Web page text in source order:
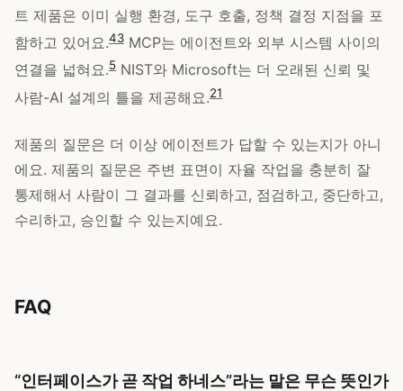
트 제품은 이미 실행 환경, 도구 호출, 정책 결정 지점을 포
함하고 있어요.43 MCP는 에이전트와 외부 시스템 사이의
연결을 넓혀요.5 NIST와 Microsoft는 더 오래된 신뢰 및
사람-AI 설계의 틀을 제공해요.21
제품의 질문은 더 이상 에이전트가 답할 수 있는지가 아니
에요. 제품의 질문은 주변 표면이 자율 작업을 충분히 잘
통제해서 사람이 그 결과를 신뢰하고, 점검하고, 중단하고,
수리하고, 승인할 수 있는지예요.
FAQ
“인터페이스가 곧 작업 하네스”라는 말은 무슨 뜻인가